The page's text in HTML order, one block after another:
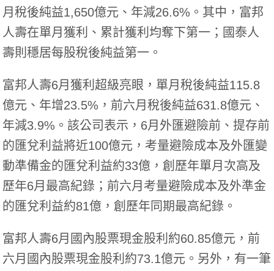
月稅後純益1,650億元、年減26.6%。其中，富邦
人壽在單月獲利、累計獲利均奪下第一；國泰人
壽則穩居每股稅後純益第一。
富邦人壽6月獲利超級亮眼，單月稅後純益115.8
億元、年增23.5%，前六月稅後純益631.8億元、
年減3.9%。該公司表示，6月外匯避險前、提存前
的匯兌利益將近100億元，考量避險成本及外匯變
動準備金的匯兌利益約33億，創歷年單月次高及
歷年6月最高紀錄；前六月考量避險成本及外準金
的匯兌利益約81億，創歷年同期最高紀錄。
富邦人壽6月國內股票現金股利約60.85億元，前
六月國內股票現金股利約73.1億元。另外，有一筆